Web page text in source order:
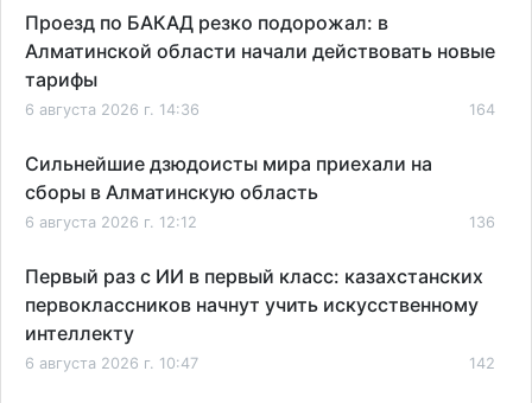
Проезд по БАКАД резко подорожал: в
Алматинской области начали действовать новые
тарифы
6 августа 2026 г. 14:36 164
Сильнейшие дзюдоисты мира приехали на
сборы в Алматинскую область
6 августа 2026 г. 12:12 136
Первый раз с ИИ в первый класс: казахстанских
первоклассников начнут учить искусственному
интеллекту
6 августа 2026 г. 10:47 142